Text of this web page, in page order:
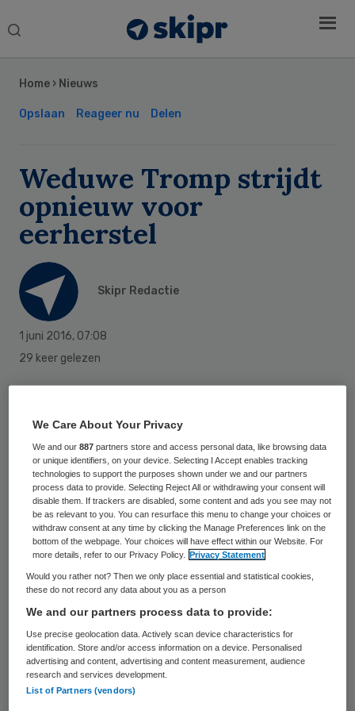
Search
Home › Nieuws
Opslaan Reageer nu Delen
Weduwe Tromp strijdt
opnieuw voor
eerherstel
Skipr Redactie
1 juni 2016, 07:08
29 keer gelezen
Nico Tromp uit Tuitjenhorn ten strijde op
zoek naar eerherstel voor haar man. De
Raad van State (RvS) doet woensdag
uitspraak in het hoger beroep dat Anneke
Tromp aantekende tegen een eerder vonnis
van de rechter in Noord-Holland over de
manier waarop de Inspectie voor de
Gezondheidszorg (IGZ) in 2013 optrad
richting haar overleden echtgenoot.
Huisarts Tromp gaf in augustus 2013 veel
meer morfine dan toegestaan aan een
Sidebar
We Care About Your Privacy
We and our887 partners store and access personal data, like browsing data
or unique identifiers, on your device. Selecting I Accept enables tracking
technologies to support the purposes shown under we and our partners
process data to provide. Selecting Reject All or withdrawing your consent will
disable them. If trackers are disabled, some content and ads you see may not
be as relevant to you. You can resurface this menu to change your choices or
withdraw consent at any time by clicking the Manage Preferences link on the
bottom of the webpage. Your choices will have effect within our Website. For
more details, refer to our Privacy Policy.
Privacy Statement
Would you rather not? Then we only place essential and statistical cookies,
these do not record any data about you as a person
We and our partners process data to provide:
Use precise geolocation data. Actively scan device characteristics for
identification. Store and/or access information on a device. Personalised
advertising and content, advertising and content measurement, audience
research and services development.
List of Partners (vendors)